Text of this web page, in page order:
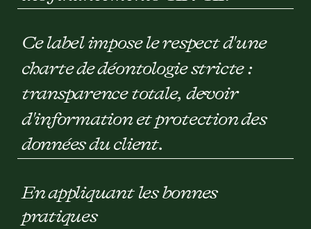
Ce label impose le respect d'une
charte de déontologie stricte :
transparence totale, devoir
d'information et protection des
données du client.
En appliquant les bonnes
pratiques